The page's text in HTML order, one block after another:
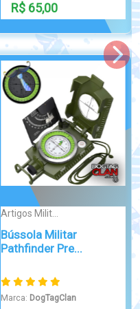
R$ 49,90
Broche/Crachá
Crachá Autismo
Personalizado p...
Marca: DogTagClan